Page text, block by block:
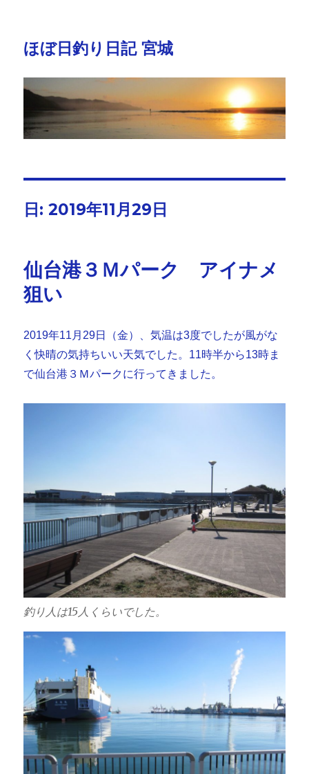
ほぼ日釣り日記 宮城
日:2019年11月29日
仙台港３Ｍパーク アイナメ
狙い
2019年11月29日（金）、気温は3度でしたが風がな
く快晴の気持ちいい天気でした。11時半から13時ま
で仙台港３Ｍパークに行ってきました。
釣り人は15人くらいでした。